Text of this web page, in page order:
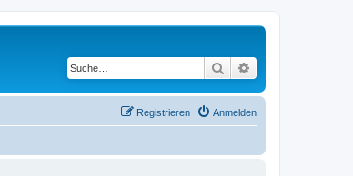
Suche
Anmelden
Registrieren